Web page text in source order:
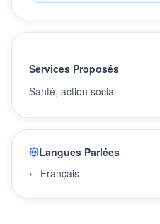
Services Proposés
Santé, action social
Langues Parlées
Français